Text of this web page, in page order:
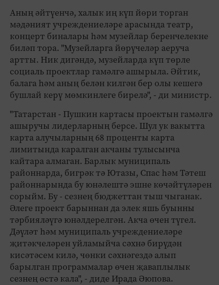
Аның әйтүенчә, халык иң күп йөри торган
мәдәният учреждениеләре арасында театр,
концерт биналары һәм музейлар беренчелекне
биләп тора. "Музейларга йөрүчеләр аеруча
артты. Ник дигәндә, музейларда күп төрле
социаль проектлар гамәлгә ашырыла. Әйтик,
балага һәм аның белән килгән бер олы кешегә
бушлай керү мөмкинлеге бирелә", - ди министр.
"Татарстан - Пушкин картасы проектын гамәлгә
ашыручы лидерларның берсе. Шул ук вакытта
карта алучыларның 68 проценты карта
лимитында каралган акчаны тулысынча
кайтара алмаган. Барлык муниципаль
районнарда, бигрәк тә Ютазы, Спас һәм Тәтеш
районнарында бу юнәлештә эшне көчәйтүләрен
сорыйм. Бу - сезнең бюджеттан тыш чыганак.
Әлеге проект барыннан да элек яшь буынны
тәрбияләүгә юнәлдерелгән. Акча өчен түгел.
Дәүләт һәм муниципаль учреждениеләре
җитәкчеләрен уйламыйча сәхнә бирүдән
кисәтәсем килә, чөнки сәхнәгездә алып
барылган программалар өчен җаваплылык
сезнең өстә кала", - диде Ирада Әюпова.